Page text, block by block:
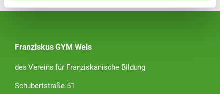
Franziskus GYM Wels
des Vereins für Franziskanische Bildung
Schubertstraße 51